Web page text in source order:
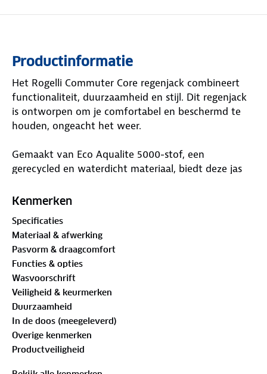
Productinformatie
Het Rogelli Commuter Core regenjack combineert
functionaliteit, duurzaamheid en stijl. Dit regenjack
is ontworpen om je comfortabel en beschermd te
houden, ongeacht het weer.
Gemaakt van Eco Aqualite 5000-stof, een
gerecycled en waterdicht materiaal, biedt deze jas
getapete naden, windflap met waterbestendige rits
geen druppel je bereikt.
De vaste capuchon is voorzien van verstelbare
trekkoordstoppers, zodat je altijd beschermd bent
tegen een onverwachte bui. Reflecterende accenten
zorgen ervoor dat je goed zichtbaar blijft bij weinig
licht. Dankzij de waterdichte ventilatiegaatjes in de
oksels blijft de binnenkant van de jas comfortabel
droog.
Twee zijzakken met ritssluiting bieden voldoende
Kenmerken
Specificaties
Materiaal & afwerking
Pasvorm & draagcomfort
Functies & opties
Wasvoorschrift
Veiligheid & keurmerken
Duurzaamheid
In de doos (meegeleverd)
Overige kenmerken
Productveiligheid